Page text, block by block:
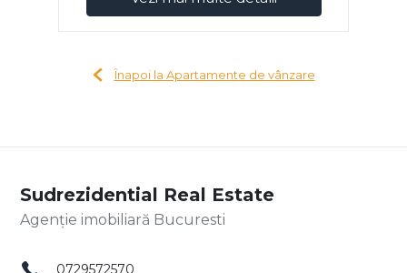
Înapoi la Apartamente de vânzare
Sudrezidential Real Estate
Agenție imobiliară Bucuresti
0729572570